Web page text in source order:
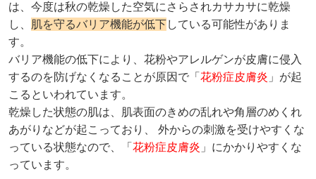
は、今度は秋の乾燥した空気にさらされカサカサに乾燥
し、 肌を守るバリア機能が低下している可能性がありま
す。
バリア機能の低下により、花粉やアレルゲンが皮膚に侵入
するのを防げなくなることが原因で「花粉症皮膚炎 」が起
こるといわれています。
乾燥した状態の肌は、肌表面のきめの乱れや角層のめくれ
あがりなどが起こっており、 外からの刺激を受けやすくな
っている状態なので、「花粉症皮膚炎 」にかかりやすくな
っています。